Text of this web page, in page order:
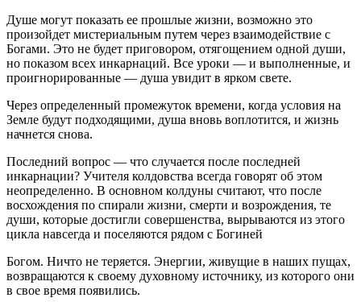
Душе могут показать ее прошлые жизни, возможно это
произойдет мистериальным путем через взаимодействие с
Богами. Это не будет приговором, отягощением одной души,
но показом всех инкарнаций. Все уроки — и выполненные, и
проигнорированные — душа уви­дит в ярком свете.
Через определенный промежуток времени, когда ус­ловия на
Земле будут подходящими, душа вновь вопло­тится, и жизнь
начнется снова.
Последний вопрос — что случается после последней
инкарнации? Учителя колдовства всегда говорят об этом
неопределенно. В основном колдуны считают, что после
восхождения по спирали жизни, смерти и возрождения, те
души, которые достигли совершенства, вырываются из этого
цикла навсегда и поселяются рядом с Богиней
Богом. Ничто не теряется. Энергии, живущие в наших пущах,
возвращаются к своему духовному источнику, из которого они
в свое время появились.